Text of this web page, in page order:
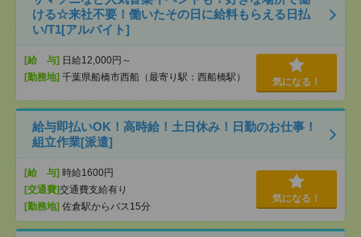
ける☆来社不要！働いたその日に給料もらえる日払
い/T1[アルバイト]
[給 与] 日給12,000円～
[勤務地] 千葉県船橋市西船（最寄り駅：西船橋駅） 気になる！
給与即払いOK！高時給！土日休み！日勤のお仕事！
組立作業[派遣]
[給 与] 時給1600円
[交通費]交通費支給有り
[勤務地] 佐倉駅からバス15分
気になる！